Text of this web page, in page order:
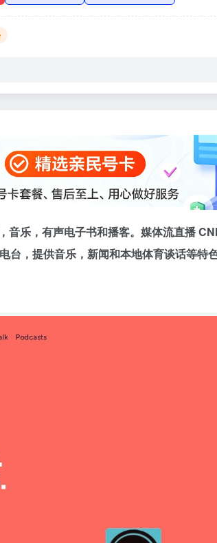
音乐，有声电子书和播客。媒体流直播
，提供音乐，新闻和本地体育谈话等特色